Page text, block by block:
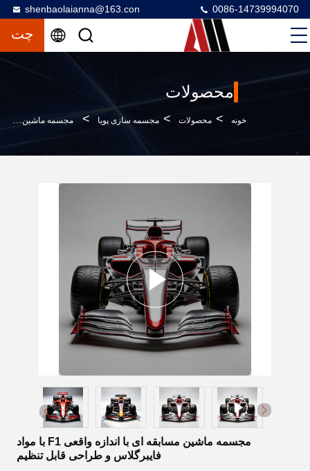
shenbaolaianna@163.con 0086-14739994070
چت
محصولات
خونه > محصولات > مجسمه سازی پویا > مجسمه ماشین مسابقه ای با اندازه واقعی F1 با مواد فایبرگلاس و طراحی قابل تنظیم
مجسمه ماشین مسابقه ای با اندازه واقعی F1 با مواد
فایبرگلاس و طراحی قابل تنظیم